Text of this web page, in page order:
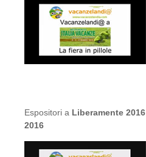
Espositori a Liberamente 2016
2016